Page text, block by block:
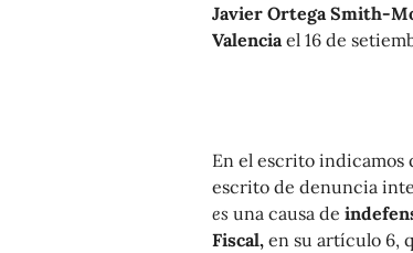
Javier Ortega Smith-
Valenciael 16 de
En el escrito indicamos
escrito de denuncia
es una causa de
Fiscal, en su artículo 6,